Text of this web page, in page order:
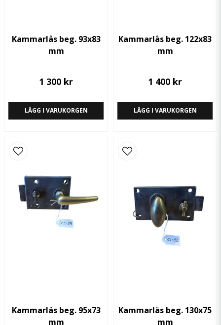
Kammarlås beg. 93x83
mm
1 300 kr
LÄGG I VARUKORGEN
Kammarlås beg. 122x83
mm
1 400 kr
LÄGG I VARUKORGEN
Kammarlås beg. 95x73
mm
Kammarlås beg. 130x75
mm